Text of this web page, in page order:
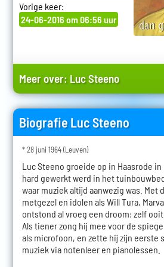
Vorige keer:
24-06-2016 om 06:56 uur
Meer over: Luc Steeno
Biografie Luc Steeno
* 28 juni 1964 (Leuven)
Luc Steeno groeide op in Haasrode
hard gewerkt werd in het
waar muziek altijd aanwezig was. Met
metgezel en idolen als Will Tura,
ontstond al vroeg een droom: zelf
Als tiener zong hij mee voor de
als microfoon, en zette hij zijn eerste
muziek via notenleer en pianolessen.